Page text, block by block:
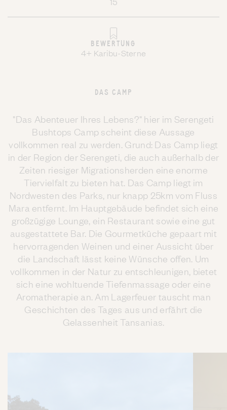
BEWERTUNG
4+ Karibu-Sterne
DAS CAMP
"Das Abenteuer Ihres Lebens?" hier im Serengeti
Bushtops Camp scheint diese Aussage
vollkommen real zu werden. Grund: Das Camp liegt
in der Region der Serengeti, die auch außerhalb der
Zeiten riesiger Migrationsherden eine enorme
Tiervielfalt zu bieten hat. Das Camp liegt im
Nordwesten des Parks, nur knapp 25km vom Fluss
Mara entfernt. Im Hauptgebäude befindet sich eine
großzügige Lounge, ein Restaurant sowie eine gut
ausgestattete Bar. Die Gourmetküche gepaart mit
hervorragenden Weinen und einer Aussicht über
die Landschaft lässt keine Wünsche offen. Um
vollkommen in der Natur zu entschleunigen, bietet
sich eine wohltuende Tiefenmassage oder eine
Aromatherapie an. Am Lagerfeuer tauscht man
Geschichten des Tages aus und erfährt die
Gelassenheit Tansanias.